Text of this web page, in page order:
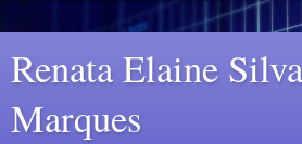
Renata Elaine
Marques